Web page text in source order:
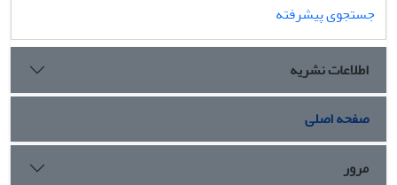
جستجوی پیشرفته
اطلاعات نشریه
صفحه اصلی
مرور